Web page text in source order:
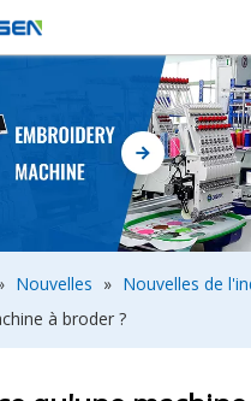
Nouvelles » Nouvelles de
à broder ?